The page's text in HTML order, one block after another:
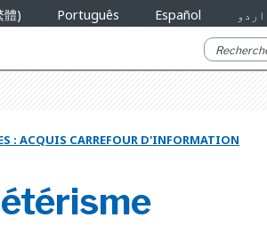
體) Português Español اردو
: ACQUIS CARREFOUR D'INFORMATION